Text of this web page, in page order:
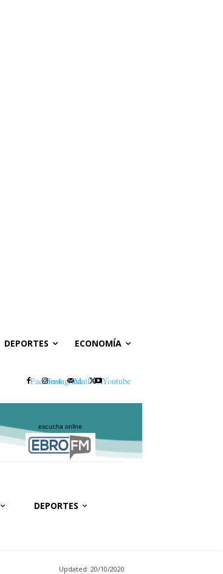
DEPORTES ECONOMÍA
FacebookInstagramMail XYoutube
escucha online
DEPORTES
Updated: 20/10/2020